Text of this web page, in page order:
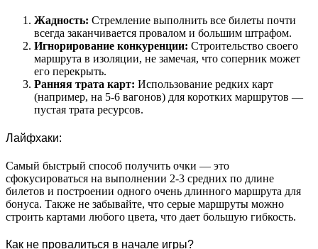
Жадность: Стремление выполнить все билеты почти
всегда заканчивается провалом и большим штрафом.
Игнорирование конкуренции: Строительство своего
маршрута в изоляции, не замечая, что соперник может
его перекрыть.
Ранняя трата карт: Использование редких карт
(например, на 5-6 вагонов) для коротких маршрутов —
пустая трата ресурсов.
Лайфхаки:
Самый быстрый способ получить очки — это
сфокусироваться на выполнении 2-3 средних по длине
билетов и построении одного очень длинного маршрута для
бонуса. Также не забывайте, что серые маршруты можно
строить картами любого цвета, что дает большую гибкость.
Как не провалиться в начале игры?